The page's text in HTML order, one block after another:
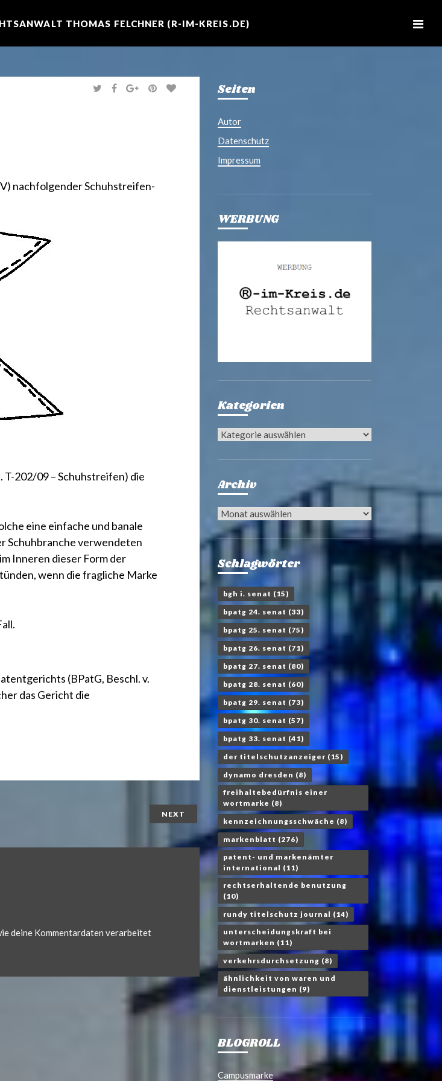
THOMAS FELCHNER (R-IM-KREIS.DE)
T
W
F
A
G
O
P
I
nachfolgender Schuhstreifen-
T-202/09 – Schuhstreifen) die
eine einfache und banale
Schuhbranche verwendeten
Inneren dieser Form der
wenn die fragliche Marke
(BPatG, Beschl. v.
das Gericht die
NEXT
deine Kommentardaten verarbeitet
Seiten
Autor
Datenschutz
Impressum
WERBUNG
Kategorien
Kategorien
Archiv
Archiv
Schlagwörter
bgh i. senat (15)
bpatg 24. senat (33)
bpatg 25. senat (75)
bpatg 26. senat (71)
bpatg 27. senat (80)
bpatg 28. senat (60)
bpatg 29. senat (73)
bpatg 30. senat (57)
bpatg 33. senat (41)
der titelschutzanzeiger (15)
dynamo dresden (8)
freihaltebedürfnis einer
wortmarke (8)
kennzeichnungsschwäche (8)
markenblatt (276)
patent- und markenämter
international (11)
rechtserhaltende benutzung
(10)
rundy titelschutz journal (14)
unterscheidungskraft bei
wortmarken (11)
verkehrsdurchsetzung (8)
ähnlichkeit von waren und
dienstleistungen (9)
BLOGROLL
Campusmarke